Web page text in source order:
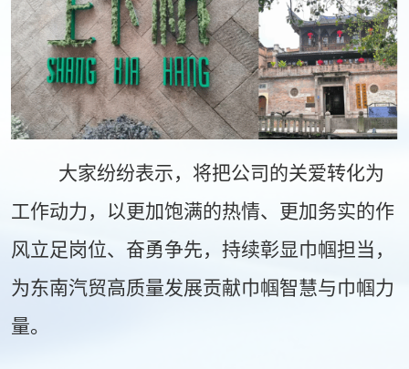
大家纷纷表示，将把公司的关爱转化为
工作动力，以更加饱满的热情、更加务实的作
风立足岗位、奋勇争先，持续彰显巾帼担当，
为东南汽贸高质量发展贡献巾帼智慧与巾帼力
量。